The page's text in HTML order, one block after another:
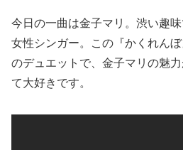
今日の一曲は金子マリ。渋い趣
女性シンガー。この『かくれん
のデュエットで、金子マリの魅
て大好きです。